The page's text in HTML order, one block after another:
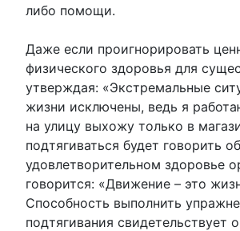
либо помощи.
Даже если проигнорировать
физического здоровья для
утверждая: «Экстремальные
жизни исключены, ведь я
на улицу выхожу только в
подтягиваться будет говорить об
удовлетворительном здоровье
говорится: «Движение – это
Способность выполнить
подтягивания свидетельствует